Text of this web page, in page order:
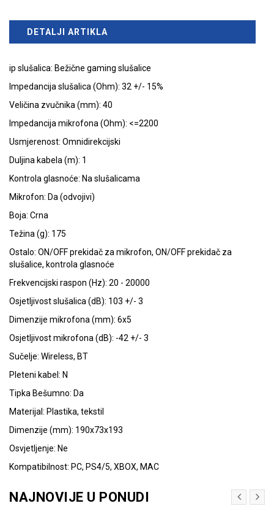
DETALJI ARTIKLA
ip slušalica: Bežične gaming slušalice
Impedancija slušalica (Ohm): 32 +/- 15%
Veličina zvučnika (mm): 40
Impedancija mikrofona (Ohm): <=2200
Usmjerenost: Omnidirekcijski
Duljina kabela (m): 1
Kontrola glasnoće: Na slušalicama
Mikrofon: Da (odvojivi)
Boja: Crna
Težina (g): 175
Ostalo: ON/OFF prekidač za mikrofon, ON/OFF prekidač za
slušalice, kontrola glasnoće
Frekvencijski raspon (Hz): 20 - 20000
Osjetljivost slušalica (dB): 103 +/- 3
Dimenzije mikrofona (mm): 6x5
Osjetljivost mikrofona (dB): -42 +/- 3
Sučelje: Wireless, BT
Pleteni kabel: N
Tipka Bešumno: Da
Materijal: Plastika, tekstil
Dimenzije (mm): 190x73x193
Osvjetljenje: Ne
Kompatibilnost: PC, PS4/5, XBOX, MAC
NAJNOVIJE U PONUDI